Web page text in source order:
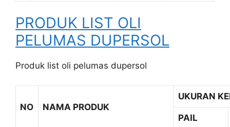
PRODUK LIST OLI
PELUMAS DUPERSOL
Produk list oli pelumas dupersol
NO NAMA PRODUK
UKURAN
PAIL